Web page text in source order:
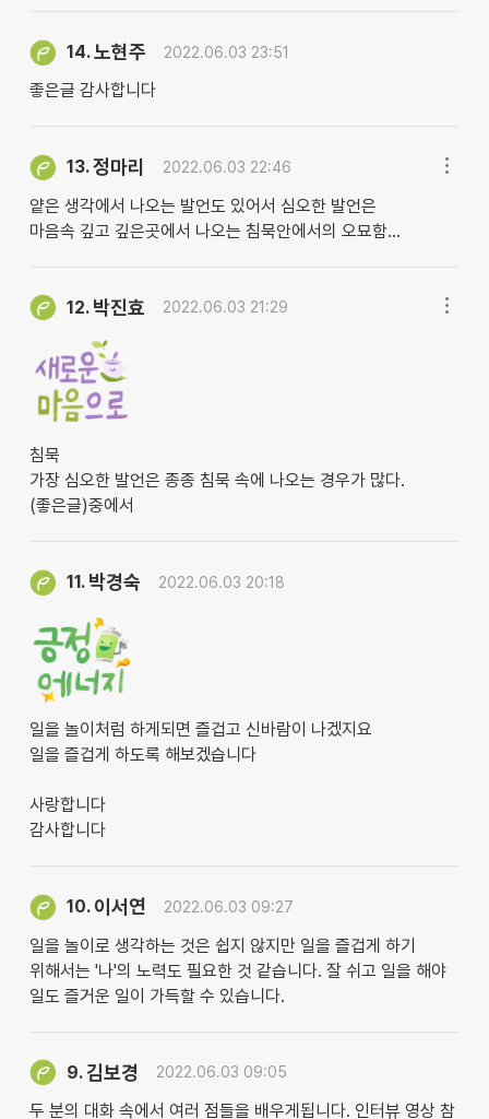
14.노현주 2022.06.03 23:51
좋은글 감사합니다
13.정마리 2022.06.03 22:46
얕은 생각에서 나오는 발언도 있어서 심오한 발언은
마음속 깊고 깊은곳에서 나오는 침묵안에서의 오묘함...
12. 박진효 2022.06.03 21:29
침묵
가장 심오한 발언은 종종 침묵 속에 나오는 경우가 많다.
(좋은글)중에서
11. 박경숙 2022.06.03 20:18
일을 놀이처럼 하게되면 즐겁고 신바람이 나겠지요
일을 즐겁게 하도록 해보겠습니다
사랑합니다
감사합니다
10. 이서연 2022.06.03 09:27
일을 놀이로 생각하는 것은 쉽지 않지만 일을 즐겁게 하기
위해서는 '나'의 노력도 필요한 것 같습니다. 잘 쉬고 일을 해야
일도 즐거운 일이 가득할 수 있습니다.
9.김보경 2022.06.03 09:05
두 분의 대화 속에서 여러 점들을 배우게됩니다. 인터뷰 영상 참